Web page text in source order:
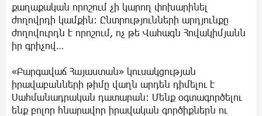
քաղաքական որոշում չի կարող փոխարինել
ժողովրդի կամքին։ Ընտրությունների արդյունքը
ժողովուրդն է որոշում, ոչ թե Վահագն Հովակիմյանն
իր գրիչով…
«Բարգավաճ Հայաստան» կուսակցության
իրավաբանների թիմը վաղն արդեն դիմելու է
Սահմանադրական դատարան։ Մենք օգտագործելու
ենք բոլոր հնարավոր իրավական գործիքներն ու